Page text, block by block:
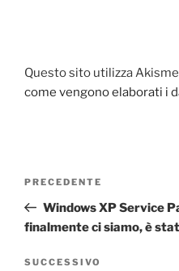
Questo sito utilizza
come vengono elaborati i
Articolo
precedente:
PRECEDENTE
Windows XP Service
finalmente ci siamo, è
Articolo
SUCCESSIVO